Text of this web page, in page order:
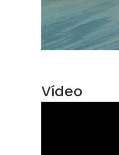
Vídeo